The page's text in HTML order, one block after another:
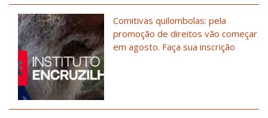
Comitivas quilombolas: pela
promoção de direitos vão começar
em agosto. Faça sua inscrição